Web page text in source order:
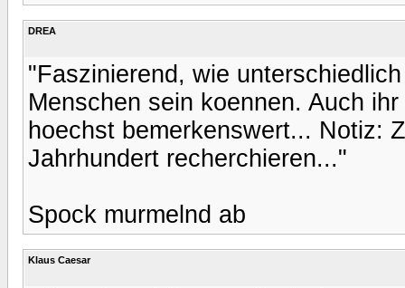
DREA
"Faszinierend, wie
Menschen sein koennen. Auch
hoechst bemerkenswert... Notiz:
Jahrhundert recherchieren..."
Spock murmelnd ab
Klaus Caesar